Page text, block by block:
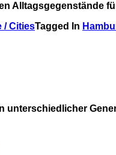
Alltagsgegenstände
/ CitiesTagged In
unterschiedlicher